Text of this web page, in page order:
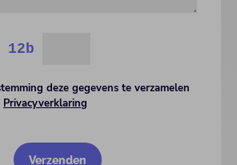
12b
deze gegevens te verzamelen
Privacyverklaring